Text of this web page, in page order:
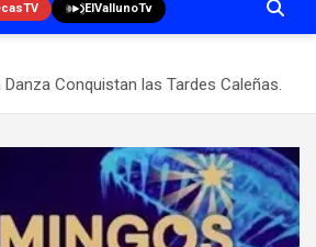
ElVallunoTv
Conquistan las Tardes Caleñas.